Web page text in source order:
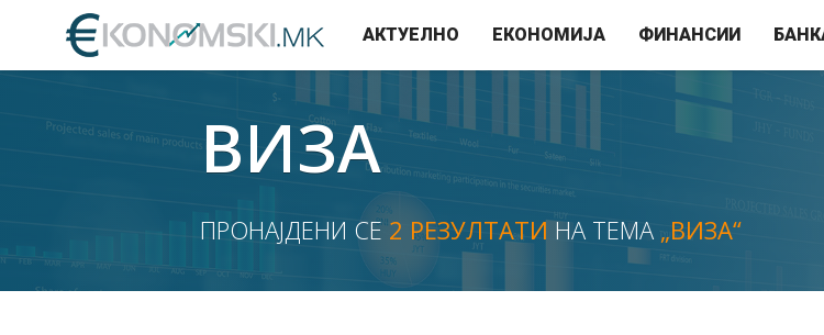
АКТУЕЛНО ЕКОНОМИЈА ФИНАНСИИ
ВИЗА
ПРОНАЈДЕНИ СЕ2 РЕЗУЛТАТИНА ТЕМА „ВИЗА“